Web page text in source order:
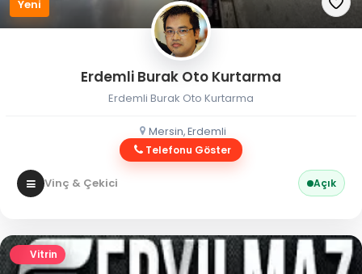
Yeni
Erdemli Burak Oto Kurtarma
Erdemli Burak Oto Kurtarma
Mersin, Erdemli
Telefonu Göster
Vinç & Çekici Açık
Vitrin